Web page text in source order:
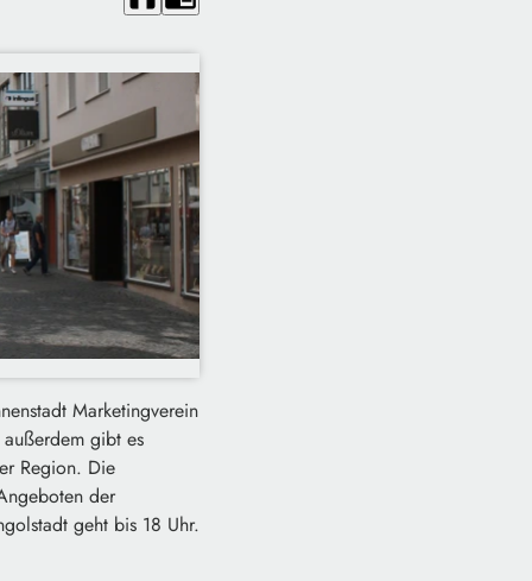
Marketingverein
gibt es
Region. Die
der
geht bis 18 Uhr.